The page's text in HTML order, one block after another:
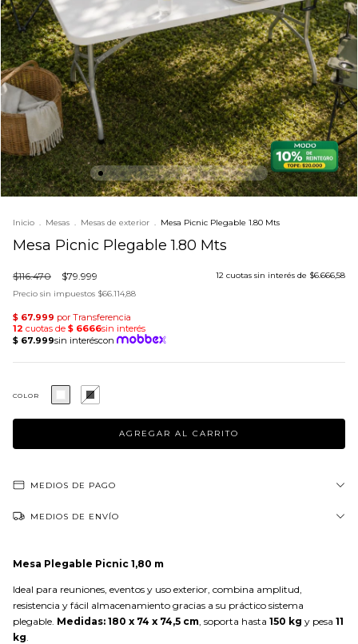
Inicio . Mesas . Mesas de exterior . Mesa Picnic Plegable 1.80 Mts
Mesa Picnic Plegable 1.80 Mts
$116.470 $79.999 12 cuotas sin interés de $6.666,58
Precio sin impuestos $66.114,88
COLOR
MEDIOS DE PAGO
MEDIOS DE ENVÍO
Mesa Plegable Picnic 1,80 m
Ideal para reuniones, eventos y uso exterior, combina amplitud,
resistencia y fácil almacenamiento gracias a su práctico sistema
plegable. Medidas: 180 x 74 x 74,5 cm, soporta hasta 150 kg y pesa 11
kg.